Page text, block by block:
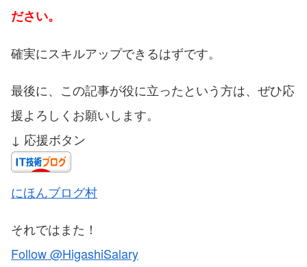
ださい。
確実にスキルアップできるはずです。
最後に、この記事が役に立ったという方は、ぜひ応
援よろしくお願いします。
↓ 応援ボタン
にほんブログ村
それではまた！
Follow @HigashiSalary